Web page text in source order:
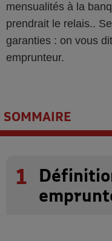
mensualités à la
prendrait le relais..
garanties : on vous
emprunteur.
SOMMAIRE
1